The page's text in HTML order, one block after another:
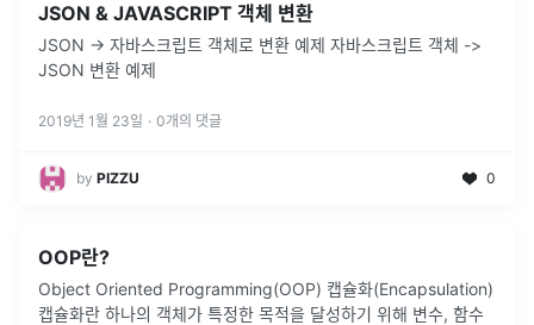
JSON & JAVASCRIPT 객체 변환
JSON -> 자바스크립트 객체로 변환 예제 자바스크립트 객체 ->
JSON 변환 예제
2019년 1월 23일 · 0개의 댓글
by PIZZU 0
OOP란?
Object Oriented Programming(OOP) 캡슐화(Encapsulation)
캡슐화란 하나의 객체가 특정한 목적을 달성하기 위해 변수, 함수